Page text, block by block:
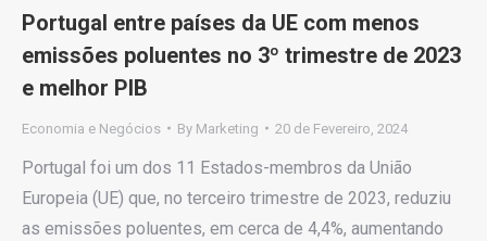
Portugal entre países da UE com menos
emissões poluentes no 3º trimestre de 2023
e melhor PIB
Economia e Negócios By Marketing 20 de Fevereiro, 2024
Portugal foi um dos 11 Estados-membros da União
Europeia (UE) que, no terceiro trimestre de 2023, reduziu
as emissões poluentes, em cerca de 4,4%, aumentando